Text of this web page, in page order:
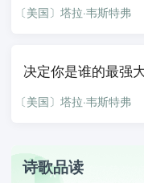
〔美国〕塔拉·韦斯特弗
决定你是谁的最强
〔美国〕塔拉·韦斯特弗
诗歌品读